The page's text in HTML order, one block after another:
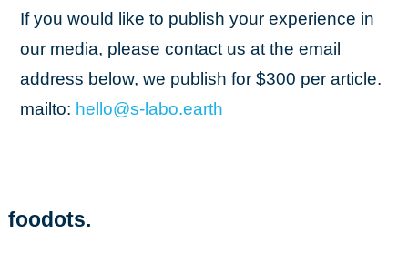
If you would like to publish your experience in
our media, please contact us at the email
address below, we publish for $300 per article.
mailto: hello@s-labo.earth
foodots.